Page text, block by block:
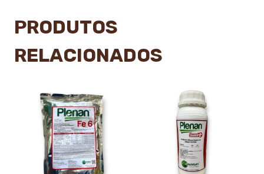
PRODUTOS
RELACIONADOS